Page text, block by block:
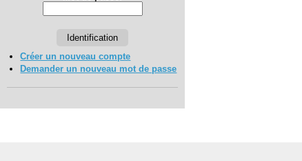
Créer un nouveau compte
Demander un nouveau mot de passe